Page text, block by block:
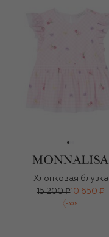
Хлопковая блузка
15 200 ₽10 650 ₽
-30%